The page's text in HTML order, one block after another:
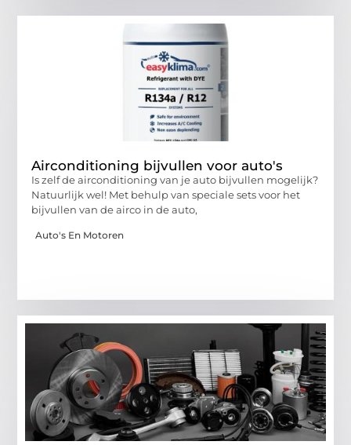
Airconditioning bijvullen voor auto's
Is zelf de airconditioning van je auto bijvullen mogelijk?
Natuurlijk wel! Met behulp van speciale sets voor het
bijvullen van de airco in de auto,
Auto's En Motoren